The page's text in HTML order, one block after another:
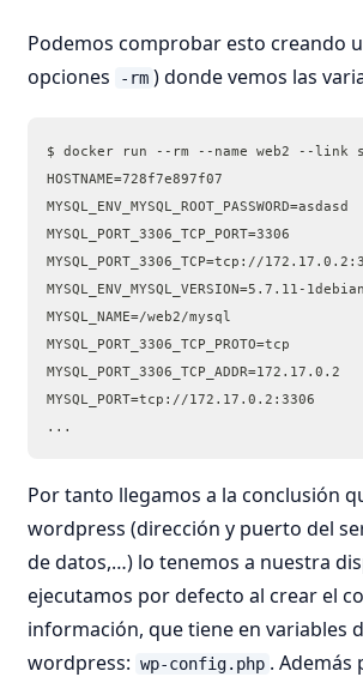
Podemos comprobar esto creando
opciones
-rm ) donde vemos las
$ docker run --rm --name web2 --link
HOSTNAME=728f7e897f07
MYSQL_ENV_MYSQL_ROOT_PASSWORD=asdasd
MYSQL_PORT_3306_TCP_PORT=3306
MYSQL_PORT_3306_TCP=tcp://
MYSQL_ENV_MYSQL_VERSION=5.7.11-
MYSQL_NAME=/web2/mysql
MYSQL_PORT_3306_TCP_PROTO=tcp
MYSQL_PORT_3306_TCP_ADDR=172.17.0.2
MYSQL_PORT=tcp://172.17.0.2:3306
...
Por tanto llegamos a la conclusión
wordpress (dirección y puerto del
de datos,…) lo tenemos a nuestra
ejecutamos por defecto al crear el
información, que tiene en variables
wordpress: wp-config.php . Además